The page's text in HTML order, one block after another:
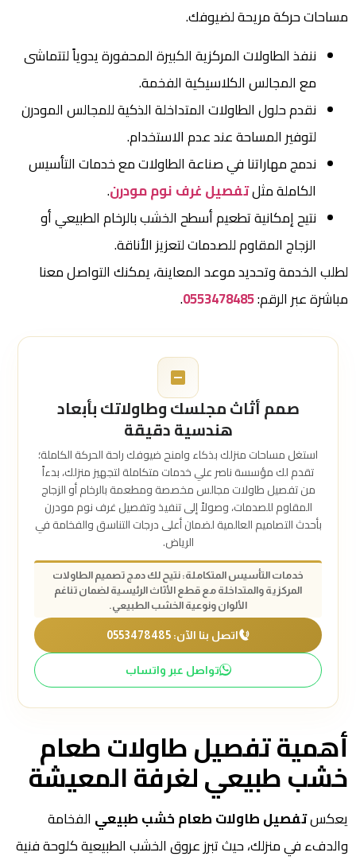
مساحات حركة مريحة لضيوفك.
ننفذ الطاولات المركزية الكبيرة المحفورة يدوياً لتتماشى
مع المجالس الكلاسيكية الفخمة.
نقدم حلول الطاولات المتداخلة الذكية للمجالس المودرن
لتوفير المساحة عند عدم الاستخدام.
ندمج مهاراتنا في صناعة الطاولات مع خدمات التأسيس
الكاملة مثلتفصيل غرف نوم مودرن.
نتيح إمكانية تطعيم أسطح الخشب بالرخام الطبيعي أو
الزجاج المقاوم للصدمات لتعزيز الأناقة.
لطلب الخدمة وتحديد موعد المعاينة، يمكنك التواصل معنا
مباشرة عبر الرقم:0553478485
.
صمم أثاث مجلسك وطاولاتك بأبعاد
هندسية دقيقة
استغل مساحات منزلك بذكاء وامنح ضيوفك راحة الحركة الكاملة؛
تقدم لك مؤسسة ناصر علي خدمات متكاملة لتجهيز منزلك، بدءاً
من تفصيل طاولات مجالس مخصصة ومطعمة بالرخام أو الزجاج
المقاوم للصدمات، وصولاً إلى تنفيذ وتفصيل غرف نوم مودرن
بأحدث التصاميم العالمية لضمان أعلى درجات التناسق والفخامة في
الرياض.
خدمات التأسيس المتكاملة: نتيح لك دمج تصميم الطاولات
المركزية والمتداخلة مع قطع الأثاث الرئيسية لضمان تناغم
الألوان ونوعية الخشب الطبيعي.
اتصل بنا الآن: 0553478485
تواصل عبر واتساب
أهمية تفصيل طاولات طعام
خشب طبيعي لغرفة المعيشة
يعكستفصيل طاولات طعام خشب طبيعي الفخامة
والدفء في منزلك، حيث تبرز عروق الخشب الطبيعية كلوحة فنية